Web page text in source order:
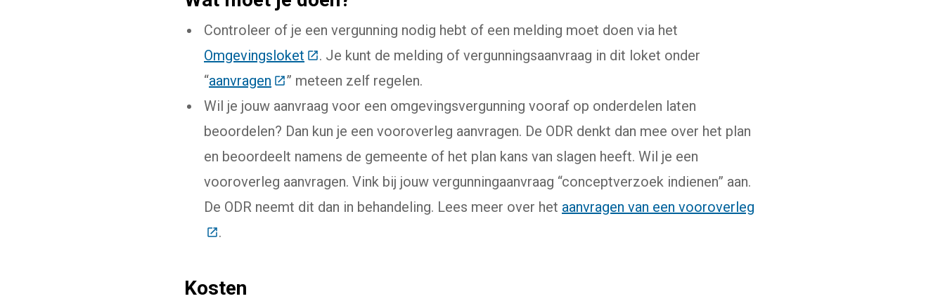
Controleer of je een vergunning nodig hebt of een melding moet doen via het
Omgevingsloket (Deze link gaat naar een externe website)
. Je kunt de melding of vergunningsaanvraag in dit loket onder
“aanvragen (Deze link gaat naar een externe website)
” meteen zelf regelen.
Wil je jouw aanvraag voor een omgevingsvergunning vooraf op onderdelen laten
beoordelen? Dan kun je een vooroverleg aanvragen. De ODR denkt dan mee over het plan
en beoordeelt namens de gemeente of het plan kans van slagen heeft. Wil je een
vooroverleg aanvragen. Vink bij jouw vergunningaanvraag “conceptverzoek indienen” aan.
De ODR neemt dit dan in behandeling. Lees meer over het aanvragen van een vooroverleg
(Deze link gaat naar een externe website)
.
Kosten